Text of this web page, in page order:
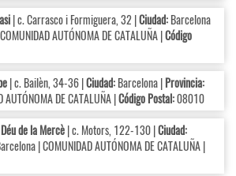
| c. Carrasco i Formiguera, 32 |Ciudad:Barcelona
AUTÓNOMA DE CATALUÑA |Código
| c. Bailèn, 34-36 |Ciudad:Barcelona |Provincia:
DE CATALUÑA |Código Postal:08010
de la Mercè| c. Motors, 122-130 |Ciudad:
| COMUNIDAD AUTÓNOMA DE CATALUÑA |